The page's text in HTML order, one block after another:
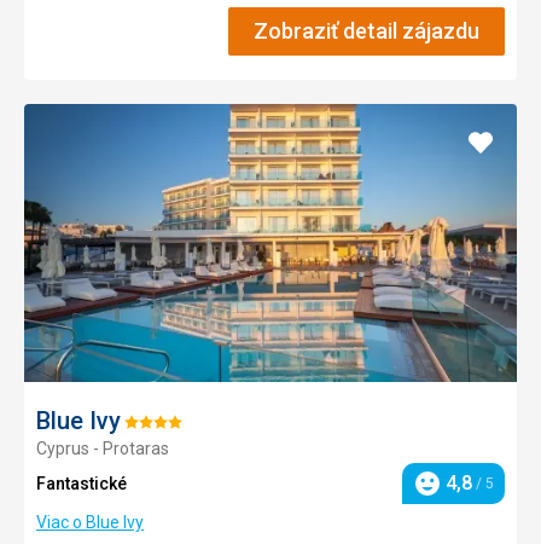
Zobraziť detail zájazdu
Blue IvyHodnotenie:
4/5
Cyprus - Protaras
Fantastické
Hodnotenie
4,8 / 5
Viac o Blue Ivy
Pridať